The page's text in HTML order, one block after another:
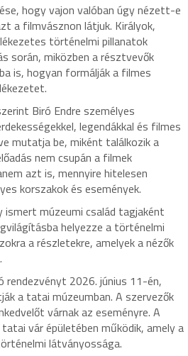
hogy vajon valóban úgy nézett-e
a filmvásznon látjuk. Királyok,
történelmi pillanatok
során, miközben a résztvevők
is, hogyan formálják a filmes
Biró Endre személyes
legendákkal és filmes
mutatja be, miként találkozik a
nem csupán a filmek
azt is, mennyire hitelesen
korszakok és események.
ismert múzeumi család tagjaként
helyezze a történelmi
a részletekre, amelyek a nézők
2026. június 11-én,
a tatai múzeumban. A szervezők
várnak az eseményre. A
vár épületében működik, amely a
látványossága.